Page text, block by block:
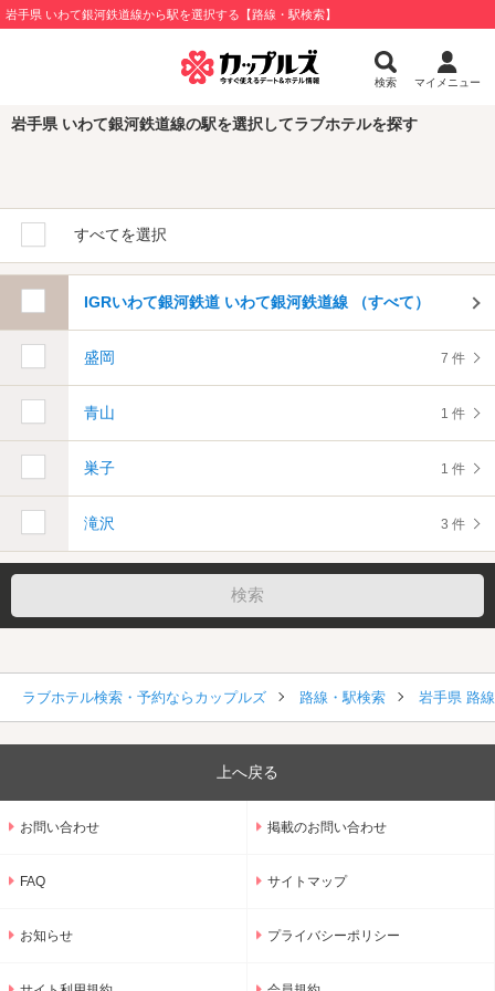
岩手県 いわて銀河鉄道線から駅を選択する【路線・駅検索】
検索 マイメニュー
岩手県 いわて銀河鉄道線の駅を選択してラブホテルを探す
すべてを選択
IGRいわて銀河鉄道 いわて銀河鉄道線 （すべて）
盛岡 7 件
青山 1 件
巣子 1 件
滝沢 3 件
ラブホテル検索・予約ならカップルズ 路線・駅検索 岩手県 路
上へ戻る
お問い合わせ 掲載のお問い合わせ
FAQ サイトマップ
お知らせ プライバシーポリシー